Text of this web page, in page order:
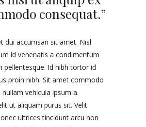
consequat.”
dui accumsan sit amet. Nisl
id venenatis a condimentum
pellentesque. Id nibh tortor id
proin nibh. Sit amet commodo
nullam vehicula ipsum a.
ut aliquam purus sit. Velit
ultrices tincidunt arcu non